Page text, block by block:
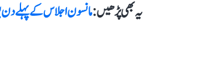
یہ بھی پڑھیں :مانسون اجلاس کے پہلے دن